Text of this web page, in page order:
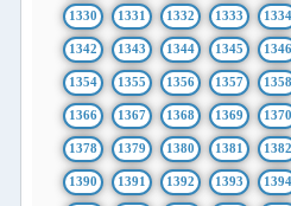
1330 1331 1332 1333 1334
1342 1343 1344 1345 1346
1354 1355 1356 1357 1358
1366 1367 1368 1369 1370
1378 1379 1380 1381 1382
1390 1391 1392 1393 1394